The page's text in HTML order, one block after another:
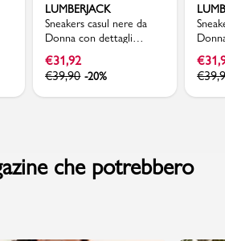
LUMBERJACK
Sneakers casul nere da
Donna con dettagli
traforati Lumberjack
€31,92
€39,90 -20%
€
€
che potrebbero